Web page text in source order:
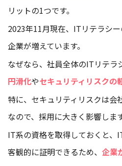
リットの1つです。
2023年11月現在、ITリテラシ
企業が増えています。
なぜなら、社員全体のITリテラ
円滑化やセキュリティリスクの
特に、セキュリティリスクは会
なので、採用に大きく影響します
IT系の資格を取得しておくと、
客観的に証明できるため、 企業